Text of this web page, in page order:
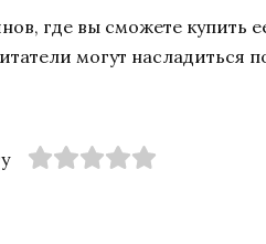
где вы сможете купить
могут насладиться